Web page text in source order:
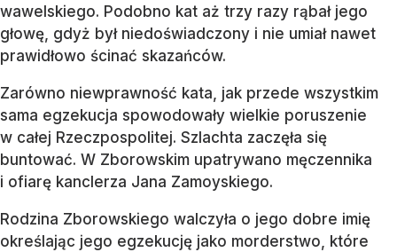
wawelskiego. Podobno kat aż trzy razy rąbał jego
głowę, gdyż był niedoświadczony i nie umiał nawet
prawidłowo ścinać skazańców.
Zarówno niewprawność kata, jak przede wszystkim
sama egzekucja spowodowały wielkie poruszenie
w całej Rzeczpospolitej. Szlachta zaczęła się
buntować. W Zborowskim upatrywano męczennika
i ofiarę kanclerza Jana Zamoyskiego.
Rodzina Zborowskiego walczyła o jego dobre imię
określając jego egzekucję jako morderstwo, które